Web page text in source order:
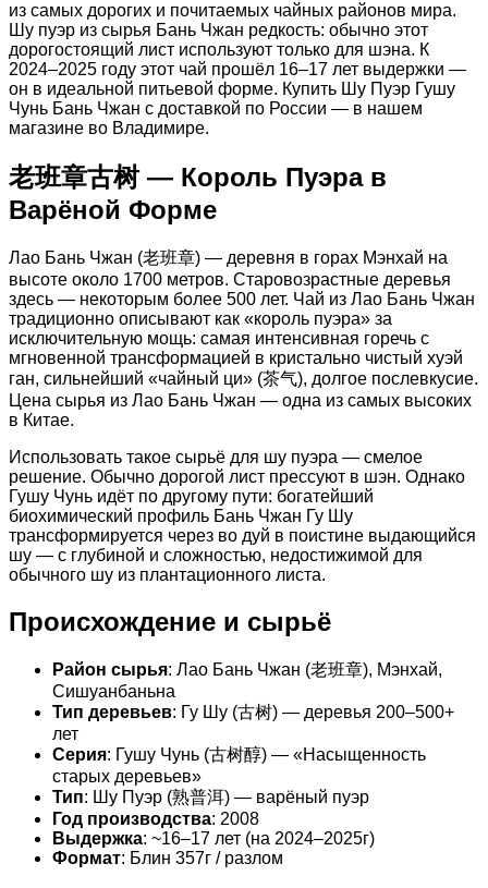
из самых дорогих и почитаемых чайных районов мира.
Шу пуэр из сырья Бань Чжан редкость: обычно этот
дорогостоящий лист используют только для шэна. К
2024–2025 году этот чай прошёл 16–17 лет выдержки —
он в идеальной питьевой форме. Купить Шу Пуэр Гушу
Чунь Бань Чжан с доставкой по России — в нашем
магазине во Владимире.
老班章古树 — Король Пуэра в
Варёной Форме
Лао Бань Чжан (老班章) — деревня в горах Мэнхай на
высоте около 1700 метров. Старовозрастные деревья
здесь — некоторым более 500 лет. Чай из Лао Бань Чжан
традиционно описывают как «король пуэра» за
исключительную мощь: самая интенсивная горечь с
мгновенной трансформацией в кристально чистый хуэй
ган, сильнейший «чайный ци» (茶气), долгое послевкусие.
Цена сырья из Лао Бань Чжан — одна из самых высоких
в Китае.
Использовать такое сырьё для шу пуэра — смелое
решение. Обычно дорогой лист прессуют в шэн. Однако
Гушу Чунь идёт по другому пути: богатейший
биохимический профиль Бань Чжан Гу Шу
трансформируется через во дуй в поистине выдающийся
шу — с глубиной и сложностью, недостижимой для
обычного шу из плантационного листа.
Происхождение и сырьё
Район сырья: Лао Бань Чжан (老班章), Мэнхай,
Сишуанбаньна
Тип деревьев: Гу Шу (古树) — деревья 200–500+
лет
Серия: Гушу Чунь (古树醇) — «Насыщенность
старых деревьев»
Тип: Шу Пуэр (熟普洱) — варёный пуэр
Год производства: 2008
Выдержка: ~16–17 лет (на 2024–2025г)
Формат: Блин 357г / разлом